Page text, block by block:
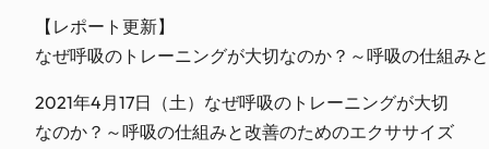
【レポート更新】
なぜ呼吸のトレーニングが大切なのか？～呼吸の仕組み
2021年4月17日（土）なぜ呼吸のトレーニングが大切
なのか？～呼吸の仕組みと改善のためのエクササイズ